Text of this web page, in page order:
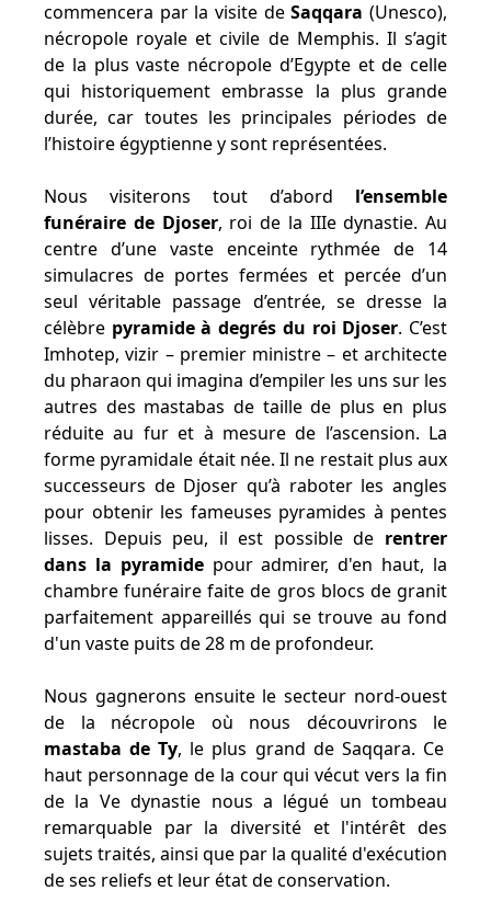
commencera par la visite deSaqqara (Unesco),
nécropole royale et civile de Memphis. Il s’agit
de la plus vaste nécropole d’Egypte et de celle
qui historiquement embrasse la plus grande
durée, car toutes les principales périodes de
l’histoire égyptienne y sont représentées.
Nous visiterons tout d’abord l’ensemble
funéraire de Djoser, roi de la IIIe dynastie. Au
centre d’une vaste enceinte rythmée de 14
simulacres de portes fermées et percée d’un
seul véritable passage d’entrée, se dresse la
célèbre pyramide à degrés du roi Djoser. C’est
Imhotep, vizir – premier ministre – et architecte
du pharaon qui imagina d’empiler les uns sur les
autres des mastabas de taille de plus en plus
réduite au fur et à mesure de l’ascension. La
forme pyramidale était née. Il ne restait plus aux
successeurs de Djoser qu’à raboter les angles
pour obtenir les fameuses pyramides à pentes
lisses. Depuis peu, il est possible de rentrer
dans la pyramidepour admirer, d'en haut, la
chambre funéraire faite de gros blocs de granit
parfaitement appareillés qui se trouve au fond
d'un vaste puits de 28 m de profondeur.
Nous gagnerons ensuite le secteur nord-ouest
de la nécropole où nous découvrirons le
mastaba de Ty, le plus grand de Saqqara. Ce
haut personnage de la cour qui vécut vers la fin
de la Ve dynastie nous a légué un tombeau
remarquable par la diversité et l'intérêt des
sujets traités, ainsi que par la qualité d'exécution
de ses reliefs et leur état de conservation.